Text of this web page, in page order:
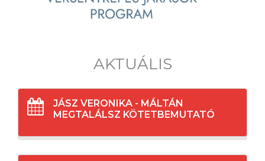
AKTUÁLIS
JÁSZ VERONIKA - MÁLTÁN
MEGTALÁLSZ KÖTETBEMUTATÓ